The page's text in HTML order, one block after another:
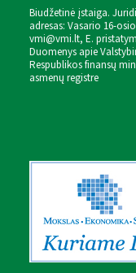
Biudžetinė įstaiga.
adresas: Vasario 16-
vmi@vmi.lt, E.
Duomenys apie
Respublikos finansų
asmenų registre